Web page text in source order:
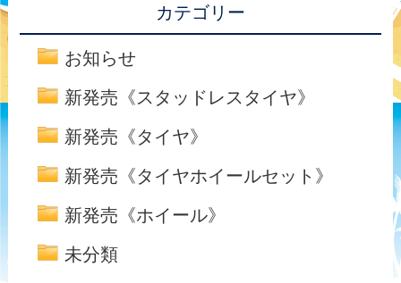
カテゴリー
お知らせ
新発売《スタッドレスタイヤ》
新発売《タイヤ》
新発売《タイヤホイールセット》
新発売《ホイール》
未分類